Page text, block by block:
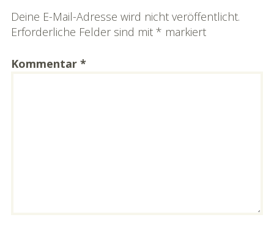
Deine E-Mail-Adresse wird nicht veröffentlicht.
Erforderliche Felder sind mit * markiert
Kommentar *